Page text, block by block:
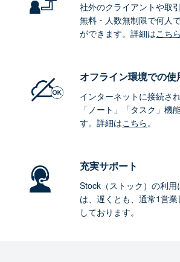
社外のクライアントや取
無料・人数無制限で何人
ができます。詳細はこちら
オフライン環境での使
インターネットに接続さ
「ノート」「タスク」機
す。詳細はこちら。
充実サポート
Stock（ストック）の利用
は、遅くとも、通常1営
しております。